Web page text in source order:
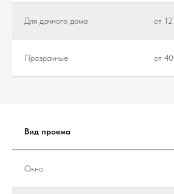
Для дачного дома от
Прозрачные от
Вид проема
Окно